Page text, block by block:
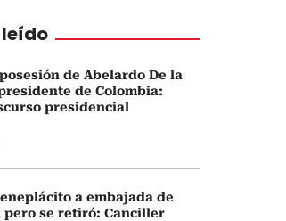
leído
de Abelardo De la
de Colombia:
presidencial
a embajada de
pero se retiró: Canciller